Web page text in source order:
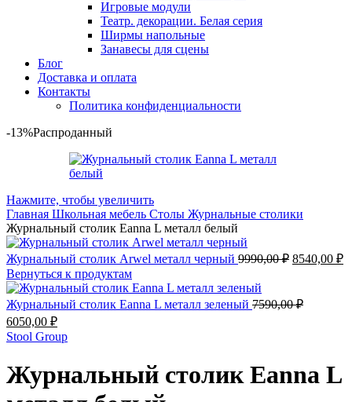
Игровые модули
Театр. декорации. Белая серия
Ширмы напольные
Занавесы для сцены
Блог
Доставка и оплата
Контакты
Политика конфиденциальности
-13%Распроданный
Нажмите, чтобы увеличить
Главная Школьная мебель Столы Журнальные столики
Журнальный столик Eanna L металл белый
Журнальный столик Arwel металл черный 9990,00₽ 8540,00 ₽
Вернуться к продуктам
Журнальный столик Eanna L металл зеленый 7590,00₽
6050,00 ₽
Stool Group
Журнальный столик Eanna L